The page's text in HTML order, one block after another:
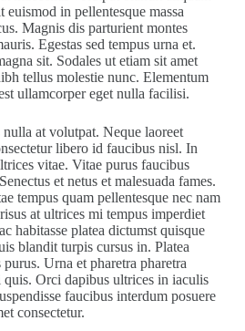
in pellentesque massa
Magnis dis parturient montes
Egestas sed tempus urna et.
sit. Sodales ut etiam sit amet
tellus molestie nunc. Elementum
ullamcorper eget nulla facilisi.
at volutpat. Neque laoreet
libero id faucibus nisl. In
vitae. Vitae purus faucibus
et netus et malesuada fames.
tempus quam pellentesque nec nam
at ultrices mi tempus imperdiet
habitasse platea dictumst quisque
blandit turpis cursus in. Platea
Urna et pharetra pharetra
quis. Orci dapibus ultrices in iaculis
faucibus interdum posuere
consectetur.